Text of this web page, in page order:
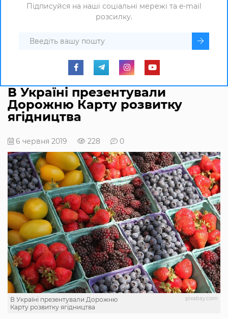
Підписуйся на наші соціальні мережі та e-mail
розсилку.
В Україні презентували
Дорожню Карту розвитку
ягідництва
6 червня 2019 228 0
pixabay.com
В Україні презентували Дорожню
Карту розвитку ягідництва